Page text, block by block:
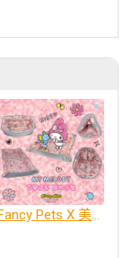
Fancy Pets X 美樂蒂 百變造型寵物睡床墊